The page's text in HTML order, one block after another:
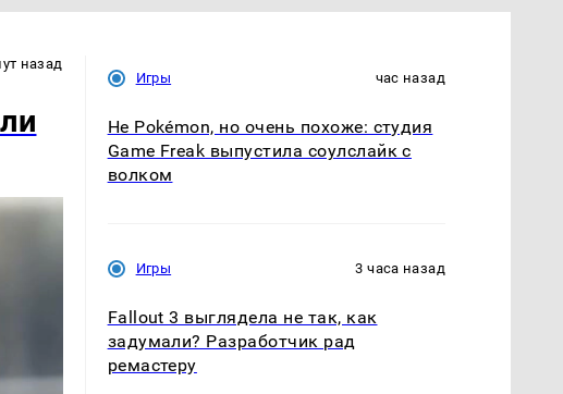
назад
Игры час назад
Не Pokémon, но очень похоже: студия
Game Freak выпустила соулслайк с
волком
Игры 3 часа назад
Fallout 3 выглядела не так, как
задумали? Разработчик рад
ремастеру